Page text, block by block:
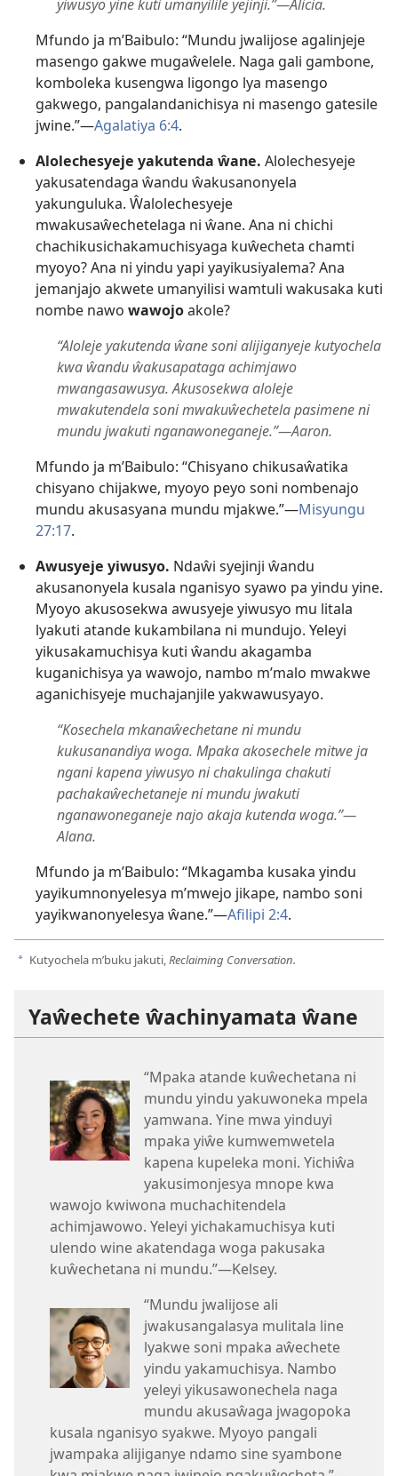
yiwusyo yine kuti umanyilile yejinji.”—Alicia.
Mfundo ja m’Baibulo: “Mundu jwalijose agalinjeje
masengo gakwe mugaŵelele. Naga gali gambone,
komboleka kusengwa ligongo lya masengo
gakwego, pangalandanichisya ni masengo gatesile
jwine.”—Agalatiya 6:4.
Alolechesyeje yakutenda ŵane. Alolechesyeje
yakusatendaga ŵandu ŵakusanonyela
yakunguluka. Ŵalolechesyeje
mwakusaŵechetelaga ni ŵane. Ana ni chichi
chachikusichakamuchisyaga kuŵecheta chamti
myoyo? Ana ni yindu yapi yayikusiyalema? Ana
jemanjajo akwete umanyilisi wamtuli wakusaka kuti
nombe nawo wawojoakole?
“Aloleje yakutenda ŵane soni alijiganyeje kutyochela
kwa ŵandu ŵakusapataga achimjawo
mwangasawusya. Akusosekwa aloleje
mwakutendela soni mwakuŵechetela pasimene ni
mundu jwakuti nganawoneganeje.”—Aaron.
Mfundo ja m’Baibulo: “Chisyano chikusaŵatika
chisyano chijakwe, myoyo peyo soni nombenajo
mundu akusasyana mundu mjakwe.”—Misyungu
27:17.
Awusyeje yiwusyo. Ndaŵi syejinji ŵandu
akusanonyela kusala nganisyo syawo pa yindu yine.
Myoyo akusosekwa awusyeje yiwusyo mu litala
lyakuti atande kukambilana ni mundujo. Yeleyi
yikusakamuchisya kuti ŵandu akagamba
kuganichisya ya wawojo, nambo m’malo mwakwe
aganichisyeje muchajanjile yakwawusyayo.
“Kosechela mkanaŵechetane ni mundu
kukusanandiya woga. Mpaka akosechele mitwe ja
ngani kapena yiwusyo ni chakulinga chakuti
pachakaŵechetaneje ni mundu jwakuti
nganawoneganeje najo akaja kutenda woga.”—
Alana.
Mfundo ja m’Baibulo: “Mkagamba kusaka yindu
yayikumnonyelesya m’mwejo jikape, nambo soni
yayikwanonyelesya ŵane.”—Afilipi 2:4.
a Kutyochela m’buku jakuti,Reclaiming Conversation.
Yaŵechete ŵachinyamata ŵane
“Mpaka atande kuŵechetana ni
mundu yindu yakuwoneka mpela
yamwana. Yine mwa yinduyi
mpaka yiŵe kumwemwetela
kapena kupeleka moni. Yichiŵa
yakusimonjesya mnope kwa
wawojo kwiwona muchachitendela
achimjawowo. Yeleyi yichakamuchisya kuti
ulendo wine akatendaga woga pakusaka
kuŵechetana ni mundu.”—Kelsey.
“Mundu jwalijose ali
jwakusangalasya mulitala line
lyakwe soni mpaka aŵechete
yindu yakamuchisya. Nambo
yeleyi yikusawonechela naga
mundu akusaŵaga jwagopoka
kusala nganisyo syakwe. Myoyo pangali
jwampaka alijiganye ndamo sine syambone